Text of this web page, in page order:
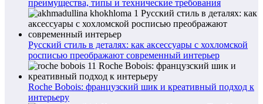
преимущества, типы и технические требования
Русский стиль в деталях: как аксессуары с хохломской
росписью преображают современный интерьер
Roche Bobois: французский шик и креативный подход к
интерьеру